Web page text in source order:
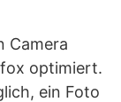
Camera
optimiert.
ein Foto